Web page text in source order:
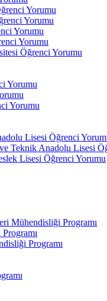
Yorumu
Yorumu
Yorumu
Yorumu
Öğrenci Yorumu
Yorumu
Yorumu
Lisesi Öğrenci
Teknik Anadolu Lisesi
Lisesi Öğrenci Yorumu
Mühendisliği Programı
Programı